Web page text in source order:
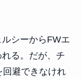
シーからFWエ
る。だが、チ
回避できなけれ